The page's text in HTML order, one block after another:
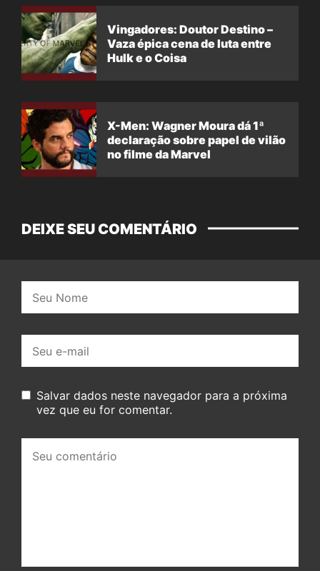
Vingadores: Doutor Destino –
Vaza épica cena de luta entre
Hulk e o Coisa
X-Men: Wagner Moura dá 1ª
declaração sobre papel de vilão
no filme da Marvel
DEIXE SEU COMENTÁRIO
mail:
Salvar dados neste navegador para a próxima
vez que eu for comentar.
comentário: